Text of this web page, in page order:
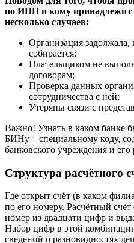
Большинство организаций
можно посмотреть всю
реквизитах.
Но бывают случаи,
компания скрывает свои
отказом на запросы о
расчётного счёта. Тогда
своими силами, хотя это
процедура. Организации,
подобную информацию,
Поводом для того, чтобы
по ИНН и кому принадлежит
собирается;
Плательщиком не
договорам;
Проверка данных
сотрудничества с ней;